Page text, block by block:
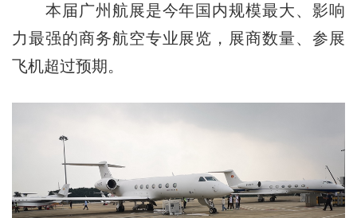
本届广州航展是今年国内规模最大、影响
力最强的商务航空专业展览，展商数量、参展
飞机超过预期。